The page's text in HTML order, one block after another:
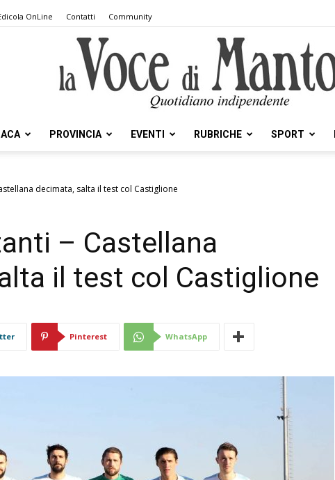
OnLine Contatti Community
PROVINCIA EVENTI RUBRICHE SPORT
decimata, salta il test col Castiglione
– Castellana
il test col Castiglione
Pinterest WhatsApp